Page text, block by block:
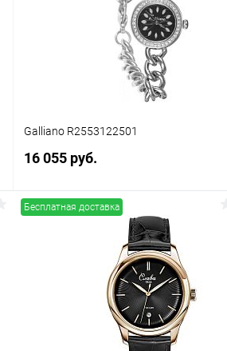
Galliano R2553122501
16 055 руб.
В корзину
Сравнение
В наличии
Бесплатная доставка